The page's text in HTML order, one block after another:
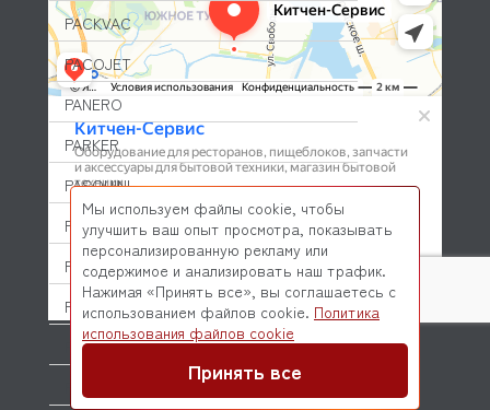
PACKVAC
PACOJET
PANERO
PARKER
PASQUINI
PAVONI
PIRON
PIZZA-GROUP
PLAS-CONT
© 2026 Kitchen-Service.com Интернет-магазин запчастей
и оборудования профессиональной кухни
Мы используем файлы cookie, чтобы
улучшить ваш опыт просмотра, показывать
персонализированную рекламу или
содержимое и анализировать наш трафик.
Нажимая «Принять все», вы соглашаетесь с
использованием файлов cookie. Политика
использования файлов cookie
Принять все